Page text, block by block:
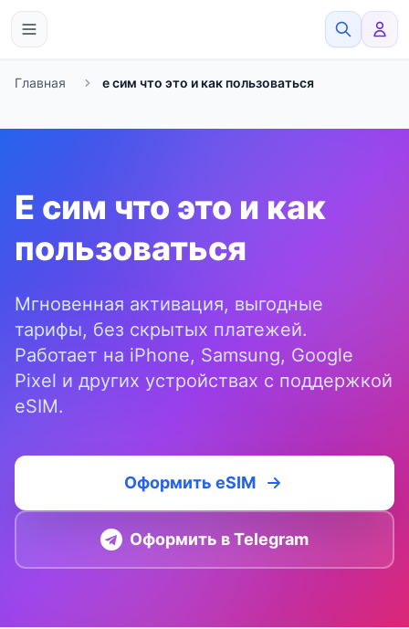
Главная е сим что это и как пользоваться
Е сим что это и как
пользоваться
Мгновенная активация, выгодные
тарифы, без скрытых платежей.
Работает на iPhone, Samsung, Google
Pixel и других устройствах с поддержкой
eSIM.
Оформить eSIM
Оформить в Telegram